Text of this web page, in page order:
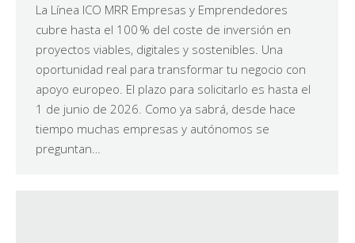
La Línea ICO MRR Empresas y Emprendedores
cubre hasta el 100 % del coste de inversión en
proyectos viables, digitales y sostenibles. Una
oportunidad real para transformar tu negocio con
apoyo europeo. El plazo para solicitarlo es hasta el
1 de junio de 2026. Como ya sabrá, desde hace
tiempo muchas empresas y autónomos se
preguntan…